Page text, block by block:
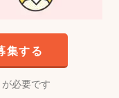
集する
必要です